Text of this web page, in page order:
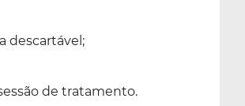
descartável;
de tratamento.